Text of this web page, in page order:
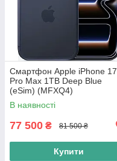
Смартфон Apple iPhone 17
Pro Max 1TB Deep Blue
(eSim) (MFXQ4)
В наявності
77 500 ₴ 81 500 ₴
Купити